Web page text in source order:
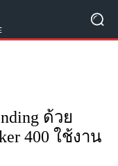
ด้วย
400 ใช้งาน